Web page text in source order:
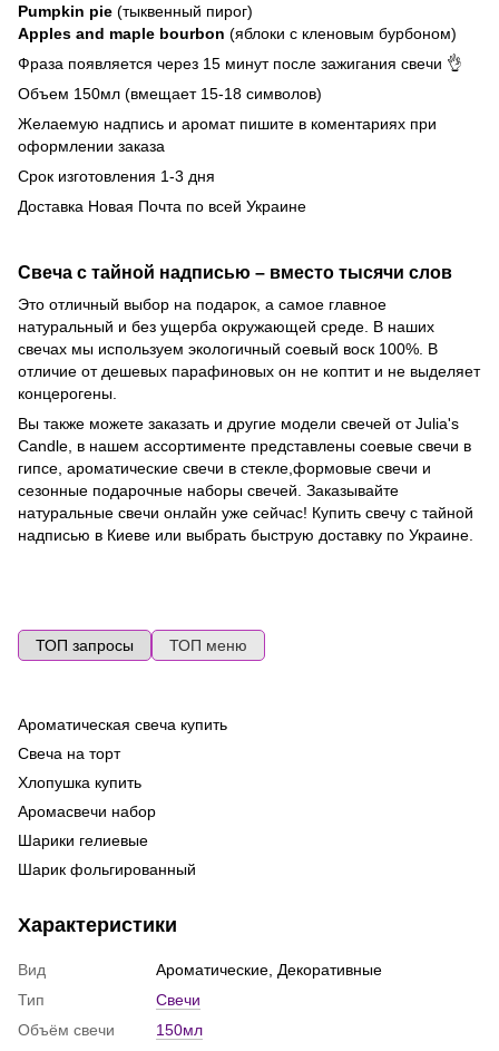
Pumpkin pie (тыквенный пирог)
Apples and maple bourbon (яблоки с кленовым бурбоном)
Фраза появляется через 15 минут после зажигания свечи 👌
Объем 150мл (вмещает 15-18 символов)
Желаемую надпись и аромат пишите в коментариях при
оформлении заказа
Срок изготовления 1-3 дня
Доставка Новая Почта по всей Украине
Свеча с тайной надписью – вместо тысячи слов
Это отличный выбор на подарок, а самое главное
натуральный и без ущерба окружающей среде. В наших
свечах мы используем экологичный соевый воск 100%. В
отличие от дешевых парафиновых он не коптит и не выделяет
концерогены.
Вы также можете заказать и другие модели свечей от Julia's
Candle, в нашем ассортименте представлены соевые свечи в
гипсе, ароматические свечи в стекле,формовые свечи и
сезонные подарочные наборы свечей. Заказывайте
натуральные свечи онлайн уже сейчас! Купить свечу с тайной
надписью в Киеве или выбрать быструю доставку по Украине.
ТОП запросы ТОП меню
Ароматическая свеча купить
Свеча на торт
Хлопушка купить
Аромасвечи набор
Шарики гелиевые
Шарик фольгированный
Баблс
Заказать шарики на день рождения
Характеристики
Вид
Ароматические, Декоративные
Тип
Свечи
Объём свечи
150мл